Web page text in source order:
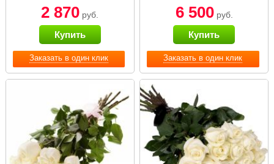
Заказать в один клик
2 870 руб.
Купить
Заказать в один клик
6 500руб.
Купить